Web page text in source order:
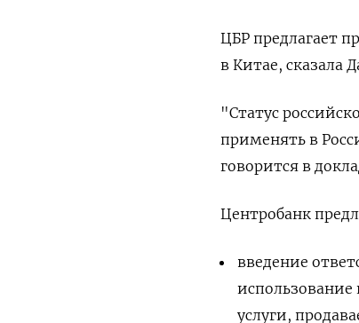
ЦБР предлагает
в Китае, сказала
"Статус
применять в
говорится в
Центробанк
введение
использование
услуги,